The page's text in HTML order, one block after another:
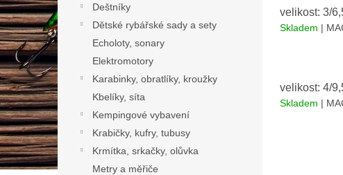
Deštníky
Dětské rybářské sady a sety
Echoloty, sonary
Elektromotory
Karabinky, obratlíky, kroužky
Kbelíky, síta
Kempingové vybavení
Krabičky, kufry, tubusy
Krmítka, srkačky, olůvka
Metry a měřiče
velikost: 3/
Skladem |
velikost: 4/
Skladem |